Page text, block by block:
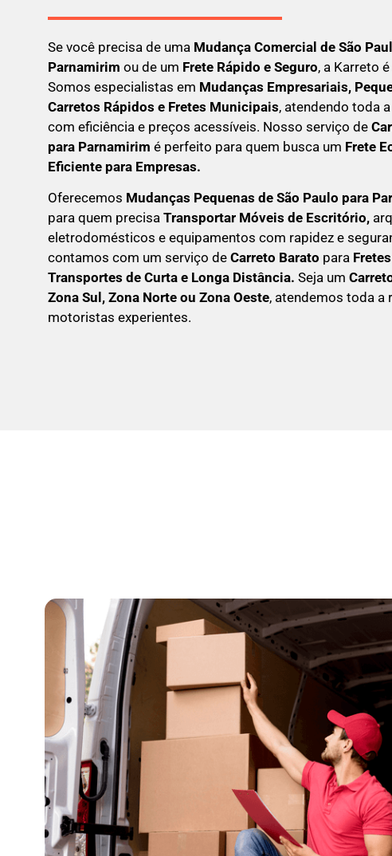
Se você precisa de uma Mudança Comercial de São
Parnamirim ou de um Frete Rápido e Seguro, a Karreto
Somos especialistas em Mudanças Empresariais,
Carretos Rápidos e Fretes Municipais, atendendo toda
com eficiência e preços acessíveis. Nosso serviço de C
para Parnamirim é perfeito para quem busca um Frete
Eficiente para Empresas.
Oferecemos Mudanças Pequenas de São Paulo para
para quem precisa Transportar Móveis de Escritório,
eletrodomésticos e equipamentos com rapidez e
contamos com um serviço de Carreto Barato para
Transportes de Curta e Longa Distância. Seja um C
Zona Sul, Zona Norte ou Zona Oeste, atendemos toda a
motoristas experientes.